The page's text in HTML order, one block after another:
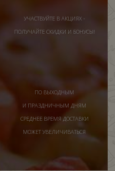
УЧАСТВУЙТЕ В АКЦИЯХ -
ПОЛУЧАЙТЕ СКИДКИ И БОНУСЫ!
ПО ВЫХОДНЫМ
И ПРАЗДНИЧНЫМ ДНЯМ
СРЕДНЕЕ ВРЕМЯ ДОСТАВКИ
МОЖЕТ УВЕЛИЧИВАТЬСЯ